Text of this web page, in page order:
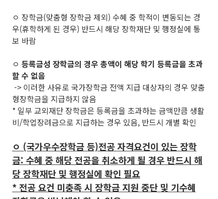
ㅇ 장학금(맞춤형 장학금 제외) 수혜 중 학적이 변동되는 경
우(휴학하게 된 경우) 반드시 해당 장학재단 및 행정실에 통
보 바람
ㅇ 등록금성 장학금의 경우 총액이 해당 학기 등록금을 초과
할 수 없음
-> 이러한 사유로 국가장학금 전액 지급 대상자의 경우 맞춤
형장학금을 지급하지 않음
* 일부 교외재단 장학금은 등록금을 초과하는 금액만큼 생활
비/학업장려금으로 지급하는 경우 있음, 반드시 개별 확인
ㅇ (국가우수장학금 등)전공 자격요건이 있는 장학
금: 수혜 중 해당 전공을 취소하게 될 경우 반드시 해
당 장학재단 및 행정실에 확인 필요
* 전공 요건 미충족 시 장학금 지원 중단 및 기수혜